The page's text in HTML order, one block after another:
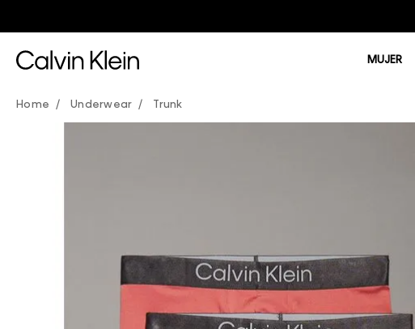
MUJER
Underwear Trunk